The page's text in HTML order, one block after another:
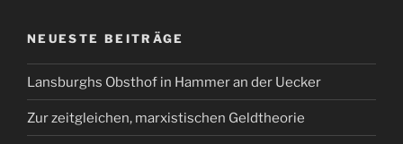
NEUESTE BEITRÄGE
Lansburghs Obsthof in Hammer an der Uecker
Zur zeitgleichen, marxistischen Geldtheorie